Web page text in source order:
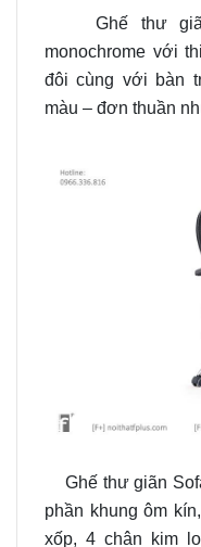
Ghế thư giãn
monochrome với
đôi cùng với bàn
màu – đơn thuần
Ghế thư giãn
phần khung ôm
xốp, 4 chân kim